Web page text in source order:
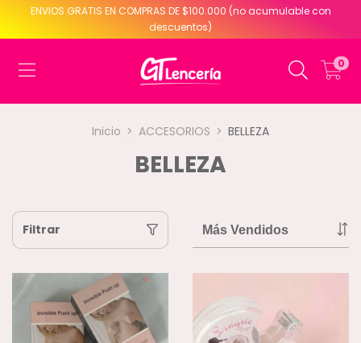
ENVIOS GRATIS EN COMPRAS DE $100.000 (no acumulable con
descuentos)
0
Inicio > ACCESORIOS > BELLEZA
BELLEZA
Filtrar